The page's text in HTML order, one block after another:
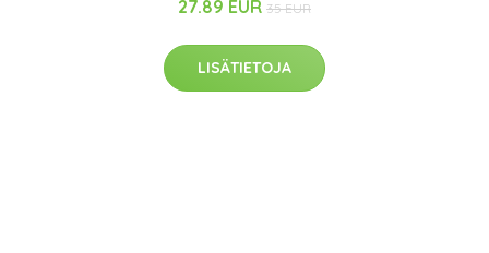
27.89 EUR 35 EUR
LISÄTIETOJA